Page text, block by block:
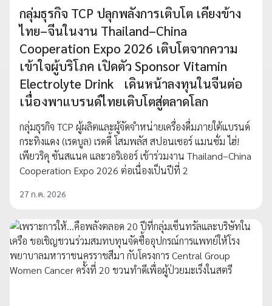
กลุ่มธุรกิจ TCP ปลุกพลังการเติบโต เคียงข้าง
ไทย–จีนในงาน Thailand–China
Cooperation Expo 2026 เติบโตจากความ
เข้าใจผู้บริโภค เปิดตัว Sponsor Vitamin
Electrolyte Drink เดินหน้าลงทุนในจีนต่อ
เนื่องพาแบรนด์ไทยเติบโตสู่ตลาดโลก
กลุ่มธุรกิจ TCP ผู้ผลิตและผู้จัดจำหน่ายเครื่องดื่มภายใต้แบรนด์
กระทิงแดง (เรดบูล) เรดดี้ โสมพลัส สปอนเซอร์ แมนซั่ม ไฮ่!
เพียวริคุ ซันสแนค และวอริเออร์ เข้าร่วมงาน Thailand–China
Cooperation Expo 2026 ต่อเนื่องเป็นปีที่ 2
27 ก.ค. 2026